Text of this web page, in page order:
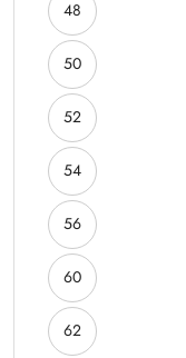
ROZMIAR:
48
ROZMIAR:
50
ROZMIAR:
52
ROZMIAR:
54
ROZMIAR:
56
ROZMIAR:
60
ROZMIAR:
62